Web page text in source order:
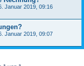
Januar 2019, 09:16
Januar 2019, 09:07